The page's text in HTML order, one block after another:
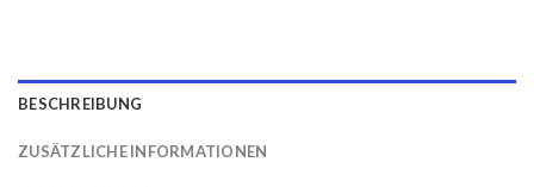
BESCHREIBUNG
ZUSÄTZLICHE INFORMATIONEN